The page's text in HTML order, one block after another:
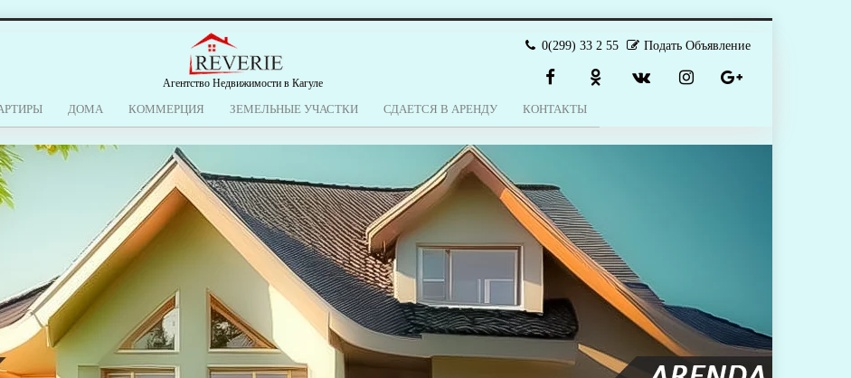
Агентство Недвижимости в Кагуле
0(299) 33 2 55 Подать Объявление
ДОМА КОММЕРЦИЯ ЗЕМЕЛЬНЫЕ УЧАСТКИ СДАЕТСЯ В АРЕНДУ КОНТАКТЫ